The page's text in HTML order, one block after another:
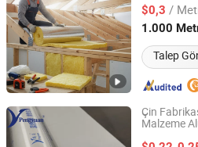
$0,3 /
1.000
Talep
Hebei, China Fiyat
Çin
Malzeme
Zhejiang Pengyuan New Material